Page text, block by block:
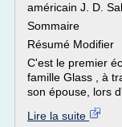
américain J. D.
Sommaire
Résumé Modifier
C'est le premier
famille Glass , à
son épouse, lors
Lire la suite